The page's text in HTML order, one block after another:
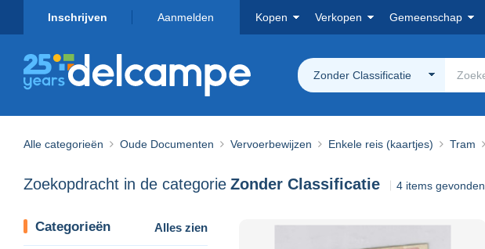
Inschrijven Aanmelden Kopen Verkopen Gemeenschap
Zonder Classificatie
Alle categorieën Oude Documenten Vervoerbewijzen Enkele reis (kaartjes) Tram
Zoekopdracht in de categorie Zonder Classificatie 4 items gevonden
Categorieën Alles zien